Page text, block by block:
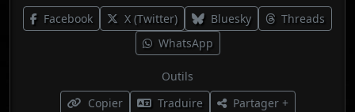
Facebook
X (Twitter) Bluesky
Threads
WhatsApp
Outils
Copier
Traduire Partager +